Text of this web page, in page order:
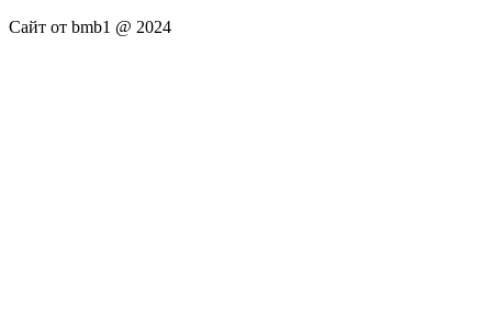
Сайт от bmb1 @ 2024